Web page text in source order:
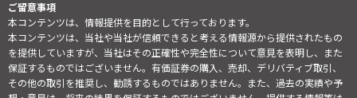
ご留意事項
本コンテンツは、情報提供を目的として行っております。
本コンテンツは、当社や当社が信頼できると考える情報源から提供されたもの
を提供していますが、当社はその正確性や完全性について意見を表明し、また
保証するものではございません。有価証券の購入、売却、デリバティブ取引、
その他の取引を推奨し、勧誘するものではありません。また、過去の実績や予